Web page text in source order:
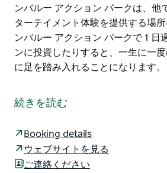
ンバルー アクション パークは、他
ターテイメント体験を提供する場
ンバルー アクション パークで 1 日
ンに投資したりすると、一生に一
に足を踏み入れることになります
二つとして同じ乗り物がない自然環
エンターテイメントを楽しみたいで
今シーズンは、アクションをコン
ルー アクション パークを体験して
シドニーから南にわずか 1 時間のと
続きを読む
Booking details
ウェブサイトを見る
ご連絡ください